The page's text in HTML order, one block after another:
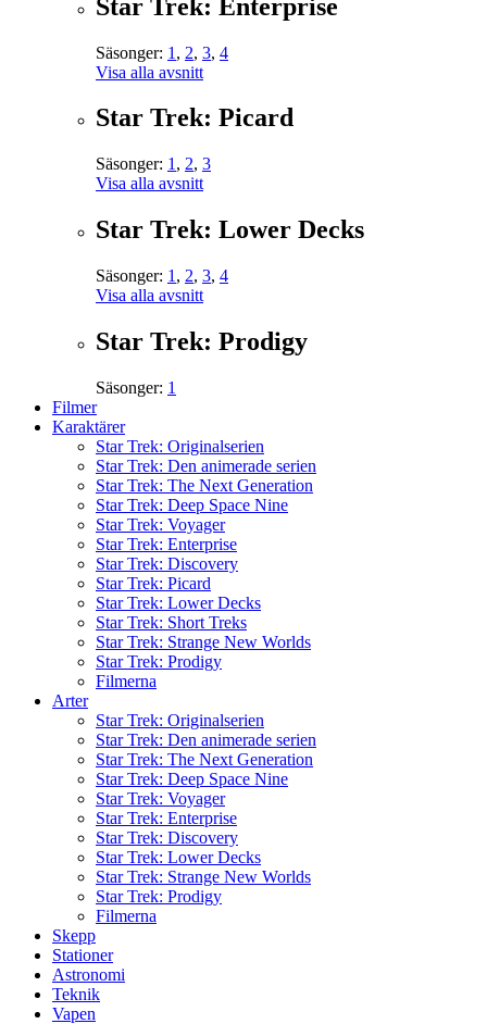
Star Trek: Enterprise
Säsonger: 1 , 2, 3, 4
Visa alla avsnitt
Star Trek: Picard
Säsonger: 1 , 2, 3
Visa alla avsnitt
Star Trek: Lower Decks
Säsonger: 1 , 2, 3, 4
Visa alla avsnitt
Star Trek: Prodigy
Säsonger: 1
Filmer
Karaktärer
Star Trek: Originalserien
Star Trek: Den animerade serien
Star Trek: The Next Generation
Star Trek: Deep Space Nine
Star Trek: Voyager
Star Trek: Enterprise
Star Trek: Discovery
Star Trek: Picard
Star Trek: Lower Decks
Star Trek: Short Treks
Star Trek: Strange New Worlds
Star Trek: Prodigy
Filmerna
Arter
Star Trek: Originalserien
Star Trek: Den animerade serien
Star Trek: The Next Generation
Star Trek: Deep Space Nine
Star Trek: Voyager
Star Trek: Enterprise
Star Trek: Discovery
Star Trek: Lower Decks
Star Trek: Strange New Worlds
Star Trek: Prodigy
Filmerna
Skepp
Stationer
Astronomi
Teknik
Vapen